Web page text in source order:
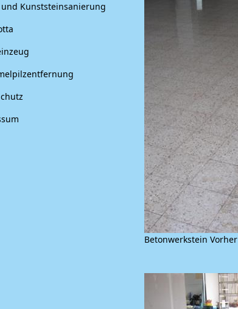
Kunststeinsanierung
Betonwerkstein Vorher